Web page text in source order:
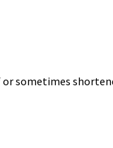
sometimes